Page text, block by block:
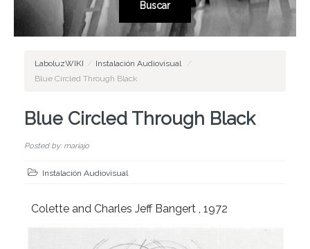
LaboluzWIKI / Instalación Audiovisual
/
Blue Circled Through Black
Blue Circled Through Black
Posted by: mariajo
Instalación Audiovisual
Colette and Charles Jeff Bangert , 1972